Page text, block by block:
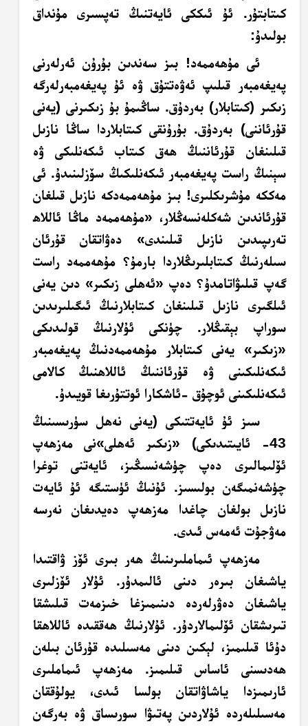
كىتابتۇر. ئۇ ئىككى ئايەتنىڭ تەپسىرى مۇنداق
بولىدۇ:
ئى مۇھەممەد! بىز سەندىن بۇرۇن ئەرلەرنى
پەيغەمبەر قىلىپ ئەۋەتتۇق ۋە ئۇ پەيغەمبەرلەرگە
زىكىر (كىتابلار) بەردۇق. ساڭىمۇ بۇ زىكىرنى (يەنى
قۇرئاننى) بەردۇق. بۇرۇنقى كىتابلاردا ساڭا نازىل
قىلىنغان قۇرئاننىڭ ھەق كىتاب ئىكەنلىكى ۋە
سېنىڭ راست پەيغەمبەر ئىكەنلىكىڭ سۆزلىنىدۇ. ئى
مەككە مۇشرىكلىرى! بىز مۇھەممەدكە نازىل قىلغان
قۇرئاندىن شەكلەنسەڭلار، «مۇھەممەد ماڭا ئاللاھ
تەرىپىدىن نازىل قىلىندى» دەۋاتقان قۇرئان
سىلەرنىڭ كىتابلىرىڭلاردا بارمۇ؟ مۇھەممەد راست
گەپ قىلىۋاتامدۇ؟ دەپ «ئەھلى زىكىر» دىن يەنى
ئىلگىرى نازىل قىلىنغان كىتابلارنىڭ ئىگىلىرىدىن
سوراپ بېقىڭلار. چۈنكى ئۇلارنىڭ قولىدىكى
«زىكىر» يەنى كىتابلار مۇھەممەدنىڭ پەيغەمبەر
ئىكەنلىكىنى ۋە قۇرئاننىڭ ئاللاھنىڭ كالامى
ئىكەنلىكىنىئوچۇق -ئاشكارا ئوتتۇرىغا قويىدۇ.
سىز ئۇ ئايەتتىكى (يەنى نەھل سۈرىسىنىڭ
43- ئايىتىدىكى) «زىكىر ئەھلى»نى مەزھەپ
ئۆلىمالىرى دەپ چۈشەنسىڭىز، ئايەتنى توغرا
چۈشەنمىگەن بولىسىز. ئۇنىڭ ئۈستىگە ئۇ ئايەت
نازىل بولغان چاغدا مەزھەپ دەيدىغان نەرسە
مەۋجۇت ئەمەس ئىدى.
مەزھەپئىماملىرىنىڭ ھەر بىرى ئۆز ۋاقتىدا
ياشىغان بىرەر دىنى ئالىمدۇر. ئۇلار ئۆزلىرى
ياشىغان دەۋرلەردە دىنىمىزغا خىزمەت قىلىشقا
تىرىشقان ئۆلىمالاردۇر. ئۇلارنىڭ ھەققىدە ئاللاھقا
دۇئا قىلىمىز، لېكىن دىنى مەسىلىدە قۇرئان بىلەن
ھەدىسنى ئاساس قىلىمىز. مەزھەپ ئىماملىرى
ئارىمىزدا ياشاۋاتقان بولسا ئىدى، يولۇققان
مەسىلىلەردە ئۇلاردىن پەتىۋا سورىساق ۋە بەرگەن